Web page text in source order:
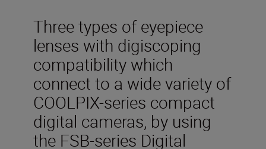
Three types of eyepiece
lenses with digiscoping
compatibility which
connect to a wide variety of
COOLPIX-series compact
digital cameras, by using
the FSB-series Digital